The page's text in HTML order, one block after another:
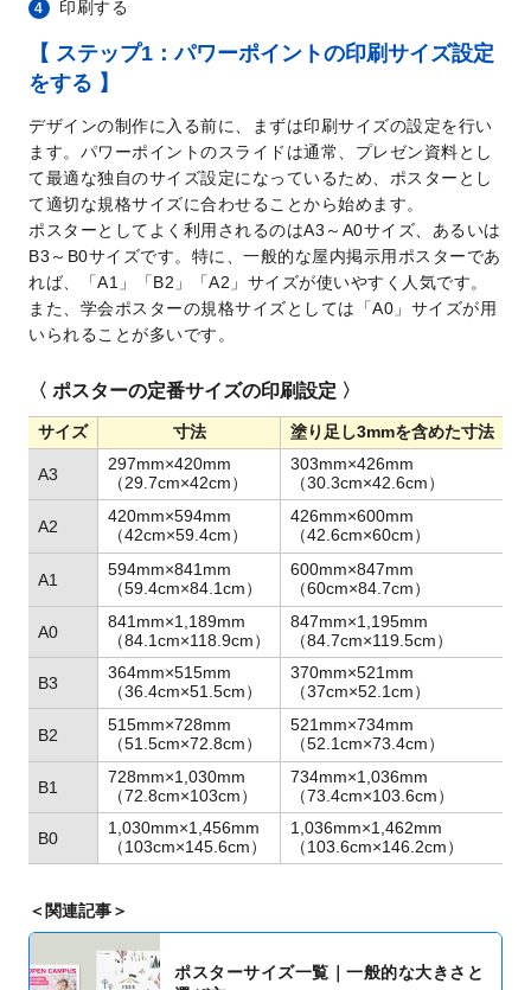
4 印刷する
【 ステップ1：パワーポイントの印刷サイズ設定
をする 】
デザインの制作に入る前に、まずは印刷サイズの設定を行い
ます。パワーポイントのスライドは通常、プレゼン資料とし
て最適な独自のサイズ設定になっているため、ポスターとし
て適切な規格サイズに合わせることから始めます。
ポスターとしてよく利用されるのはA3～A0サイズ、あるいは
B3～B0サイズです。特に、一般的な屋内掲示用ポスターであ
れば、「A1」「B2」「A2」サイズが使いやすく人気です。
また、学会ポスターの規格サイズとしては「A0」サイズが用
いられることが多いです。
〈 ポスターの定番サイズの印刷設定 〉
サイズ 寸法 塗り足し3mmを含めた寸法
A3
297mm×420mm
（29.7cm×42cm）
303mm×426mm
（30.3cm×42.6cm）
A2
420mm×594mm
（42cm×59.4cm）
426mm×600mm
（42.6cm×60cm）
A1
594mm×841mm
（59.4cm×84.1cm）
600mm×847mm
（60cm×84.7cm）
A0
841mm×1,189mm
（84.1cm×118.9cm）
847mm×1,195mm
（84.7cm×119.5cm）
B3
364mm×515mm
（36.4cm×51.5cm）
370mm×521mm
（37cm×52.1cm）
B2
515mm×728mm
（51.5cm×72.8cm）
521mm×734mm
（52.1cm×73.4cm）
B1
728mm×1,030mm
（72.8cm×103cm）
734mm×1,036mm
（73.4cm×103.6cm）
B0
1,030mm×1,456mm
（103cm×145.6cm）
1,036mm×1,462mm
（103.6cm×146.2cm）
＜関連記事＞
ポスターサイズ一覧｜一般的な大きさと